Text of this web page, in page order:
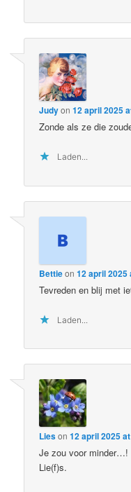
Judyon12 april 2025
Zonde als ze die
Laden...
Bettieon12 april 2025
Tevreden en blij met
Laden...
Lieson12 april 2025
Je zou voor minder…!
Lie(f)s.